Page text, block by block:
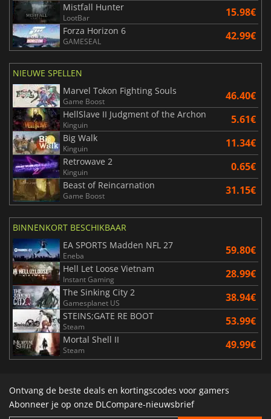
Mistfall Hunter
LootBar 15.98€
Forza Horizon 6
GAMESEAL 42.99€
NIEUWE SPELLEN
Marvel Tokon Fighting Souls
Game Boost 46.40€
HellSlave II Judgment of the Archon
Kinguin 5.61€
Big Walk
Kinguin 11.34€
Retrowave 2
Kinguin 0.65€
Beast of Reincarnation
Game Boost 31.15€
BINNENKORT BESCHIKBAAR
EA SPORTS Madden NFL 27
Eneba 59.80€
Hell Let Loose Vietnam
Instant Gaming 28.99€
The Sinking City 2
Gamesplanet US 38.94€
STEINS;GATE RE BOOT
Steam 53.99€
Mortal Shell II
Steam 49.99€
Ontvang de beste deals en kortingscodes voor gamers
Abonneer je op onze DLCompare-nieuwsbrief